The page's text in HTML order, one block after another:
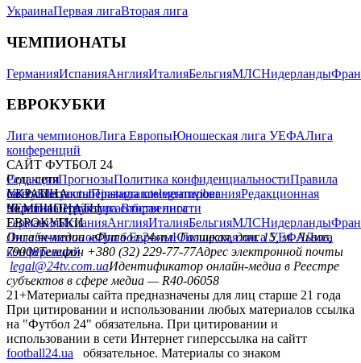
УкраинаПервая лигаВторая лига
ЧЕМПИОНАТЫ
ГерманияИспанияАнглияИталияБельгияМЛСНидерланды
ЕВРОКУБКИ
Лига чемпионовЛига ЕвропыЮношеская лига УЕФАЛига
конференций
САЙТ ФУТБОЛ 24
РедакцияПрогнозыПолитика конфиденциальностиПравила
сайтуКонтактыПравила комментированияРедакционная
политикаСтруктура собственности
Соц. сети
facebookxyoutubeinstagramtelegramviber
УКРАИНА
УкраинаПервая лигаВторая лига
ЧЕМПИОНАТЫ
ГерманияИспанияАнглияИталияБельгияМЛСНидерланды
ЕВРОКУБКИ
Лига чемпионовЛига ЕвропыЮношеская лига УЕФАЛига
конференций
Онлайн-медиа «Футбол 24»пл. Галицкая, дом. 15, м. Львов,
79008Телефон +380 (32) 229-77-77Адрес электронной почты
legal@24tv.com.uaИдентификатор онлайн-медиа в Реестре
субъектов в сфере медиа — R40-06058
21+Материалы сайта предназначены для лиц старше 21 года
При цитировании и использовании любых материалов ссылка
на "Футбол 24" обязательна. При цитировании и
использовании в сети Интернет гиперссылка на сайтт
football24.ua
обязательное. Материалы со знаком